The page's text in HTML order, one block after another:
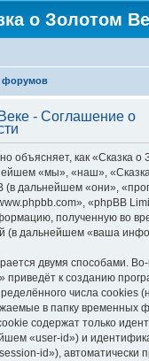
о Золотом
форумов
- Соглашение о
объясняет, как «Сказка о
«мы», «наш»,
(в дальнейшем «они»,
«phpBB
полученную во
(в дальнейшем «ваша
двумя способами.
приведёт к созданию
числа cookies
в папку временных
содержат только
«user-id») и
id»), автоматически